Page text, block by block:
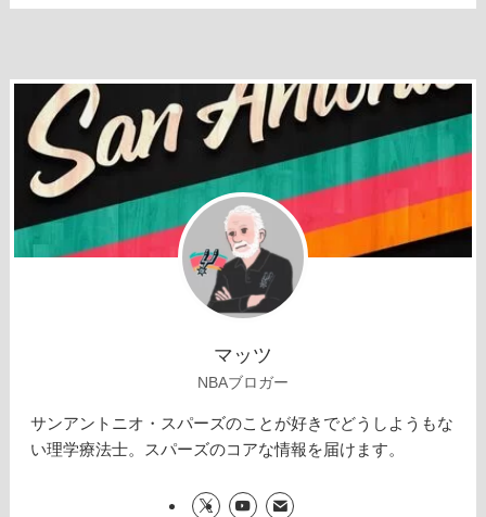
マッツ
NBAブロガー
サンアントニオ・スパーズのことが好きでどうしようもな
い理学療法士。スパーズのコアな情報を届けます。